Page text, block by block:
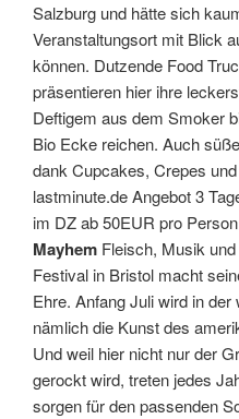
Salzburg und hätte sich
Veranstaltungsort mit Blick
können. Dutzende Food
präsentieren hier ihre
Deftigem aus dem Smoker
Bio Ecke reichen. Auch
dank Cupcakes, Crepes
lastminute.de Angebot 3
im DZ ab 50EUR pro Person
Mayhem Fleisch, Musik
Festival in Bristol macht
Ehre. Anfang Juli wird in
nämlich die Kunst des
Und weil hier nicht nur der
gerockt wird, treten jedes
sorgen für den passenden